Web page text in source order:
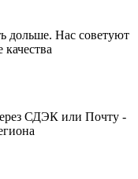
дольше. Нас советуют
СДЭК или Почту -